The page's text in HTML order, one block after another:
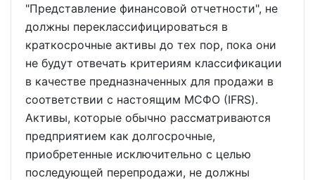
"Представление финансовой отчетности", не
должны переклассифицироваться в
краткосрочные активы до тех пор, пока они
не будут отвечать критериям классификации
в качестве предназначенных для продажи в
соответствии с настоящим МСФО (IFRS).
Активы, которые обычно рассматриваются
предприятием как долгосрочные,
приобретенные исключительно с целью
последующей перепродажи, не должны